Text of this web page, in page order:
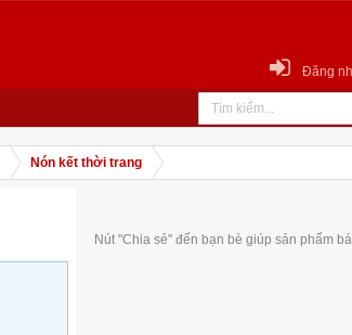
Đăng
Nón kết thời trang
Nút "Chia sẻ" đến bạn bè giúp sản phẩm